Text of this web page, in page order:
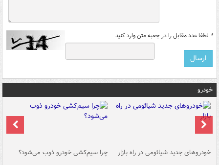
* لطفا عدد مقابل را در جعبه متن وارد کنید
خودرو
خودروهای جدید شیائومی در راه بازار چرا سیم‌کشی خودرو ذوب می‌شود؟